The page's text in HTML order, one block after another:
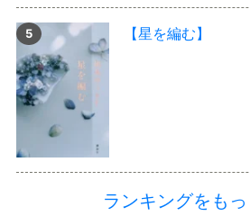
【星を編む】
ランキングをも